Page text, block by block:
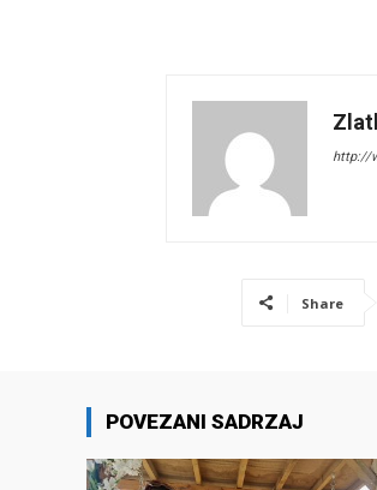
http://
Share
POVEZANI SADRZAJ